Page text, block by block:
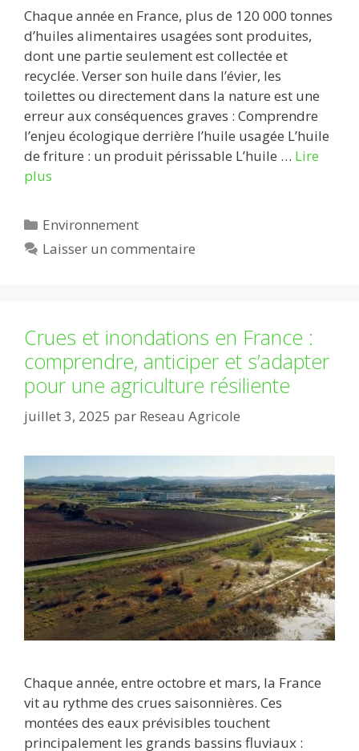
Chaque année en France, plus de 120 000 tonnes
d’huiles alimentaires usagées sont produites,
dont une partie seulement est collectée et
recyclée. Verser son huile dans l’évier, les
toilettes ou directement dans la nature est une
erreur aux conséquences graves : Comprendre
l’enjeu écologique derrière l’huile usagée L’huile
de friture : un produit périssable L’huile … Lire
plus
Catégories
Environnement
Laisser un commentaire
Crues et inondations en France :
comprendre, anticiper et s’adapter
pour une agriculture résiliente
juillet 3, 2025 par Reseau Agricole
Chaque année, entre octobre et mars, la France
vit au rythme des crues saisonnières. Ces
montées des eaux prévisibles touchent
principalement les grands bassins fluviaux :